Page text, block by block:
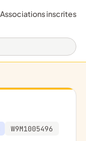
Associations inscrites
W9M1005496